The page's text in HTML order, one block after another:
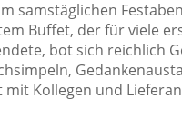
samstäglichen
Buffet, der für viele
bot sich reichlich
mit Kollegen und